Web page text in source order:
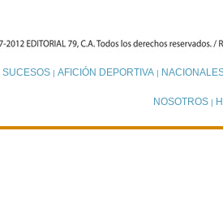
SUCESOS| AFICIÓN DEPORTIVA|
NOSOTROS |